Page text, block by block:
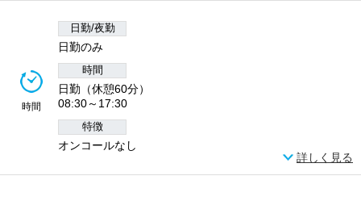
時間
日勤/夜勤
日勤のみ
時間
日勤（休憩60分）
08:30～17:30
特徴
オンコールなし
詳しく見る